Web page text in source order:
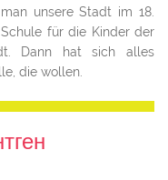
unsere Stadt im 18.
für die Kinder der
Dann hat sich alles
die wollen.